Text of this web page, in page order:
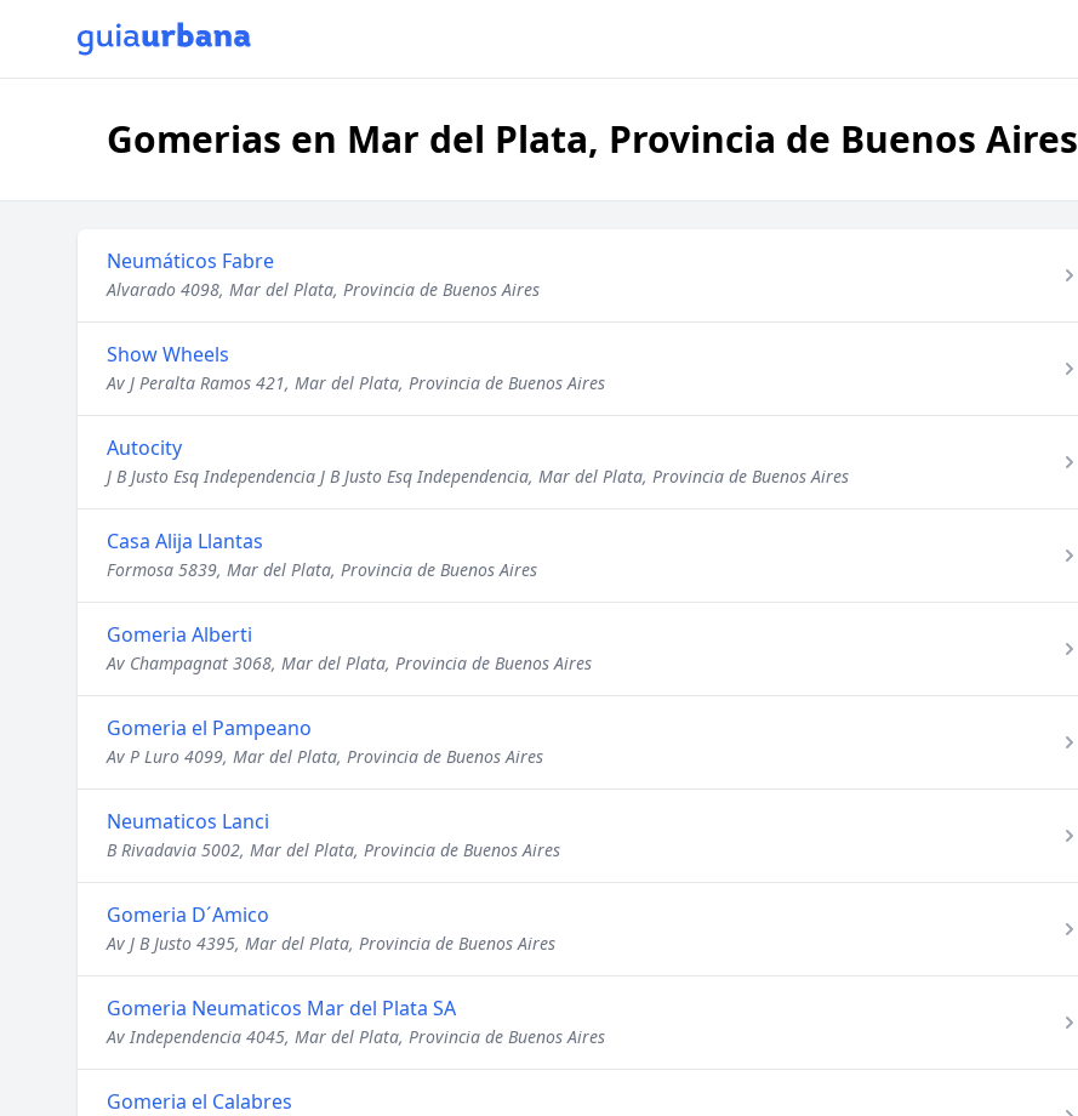
Gomerias en Mar del Plata, Provincia de Buenos Aires
Neumáticos Fabre
Alvarado 4098, Mar del Plata, Provincia de Buenos Aires
Show Wheels
Av J Peralta Ramos 421, Mar del Plata, Provincia de Buenos Aires
Autocity
J B Justo Esq Independencia J B Justo Esq Independencia, Mar del Plata, Provincia de Buenos Aires
Casa Alija Llantas
Formosa 5839, Mar del Plata, Provincia de Buenos Aires
Gomeria Alberti
Av Champagnat 3068, Mar del Plata, Provincia de Buenos Aires
Gomeria el Pampeano
Av P Luro 4099, Mar del Plata, Provincia de Buenos Aires
Neumaticos Lanci
B Rivadavia 5002, Mar del Plata, Provincia de Buenos Aires
Gomeria D´Amico
Av J B Justo 4395, Mar del Plata, Provincia de Buenos Aires
Gomeria Neumaticos Mar del Plata SA
Av Independencia 4045, Mar del Plata, Provincia de Buenos Aires
Gomeria el Calabres